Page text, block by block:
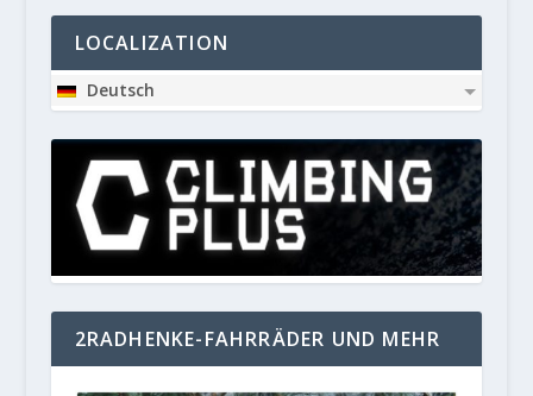
LOCALIZATION
Deutsch
2RADHENKE-FAHRRÄDER UND MEHR